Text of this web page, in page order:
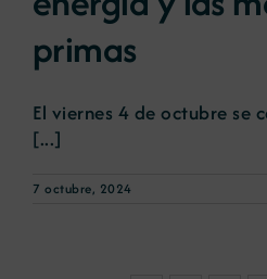
primas
El viernes 4 de octubre se
[...]
7 octubre, 2024